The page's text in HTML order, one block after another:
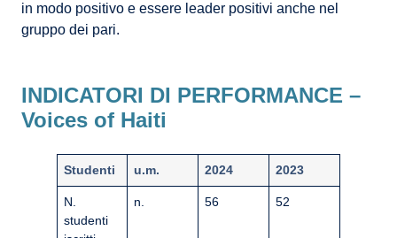
in modo positivo e essere leader positivi anche nel
gruppo dei pari.
INDICATORI DI PERFORMANCE –
Voices of Haiti
Studenti u.m. 2024 2023
N.
studenti
n. 56 52